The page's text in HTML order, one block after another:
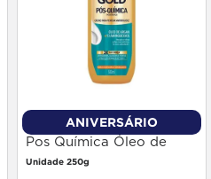
ANIVERSÁRIO
Creme Pentear Niely Gold
Pos Química Óleo de
Argan 250g
Unidade 250g